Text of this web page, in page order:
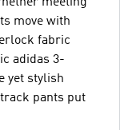
move with
fabric
adidas 3-
yet stylish
pants put